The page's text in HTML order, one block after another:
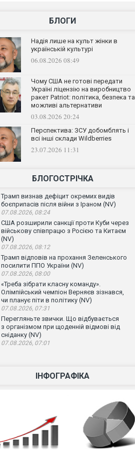
БЛОГИ
Надія лише на культ жінки в
українській культурі
06.08.2026 08:49
Чому США не готові передати
Україні ліцензію на виробництво
ракет Patriot: політика, безпека та
можливі альтернативи
03.08.2026 20:24
Перспектива: ЗСУ добомблять і
всі інші склади Wildberries
23.07.2026 11:31
БЛОГОСТРІЧКА
Трамп визнав дефіцит окремих видів
боєприпасів після війни з Іраном (NV)
07.08.2026, 08:24
США розширили санкції проти Куби через
військову співпрацю з Росією та Китаєм
(NV)
07.08.2026, 08:12
Трамп відповів на прохання Зеленського
посилити ППО України (NV)
07.08.2026, 08:00
«Треба зібрати класну команду».
Олімпійський чемпіон Верняєв зізнався,
чи планує піти в політику (NV)
07.08.2026, 07:31
Перегляньте звички. Що відбувається
з організмом при щоденній відмові від
сніданку (NV)
07.08.2026, 07:01
ІНФОГРАФІКА